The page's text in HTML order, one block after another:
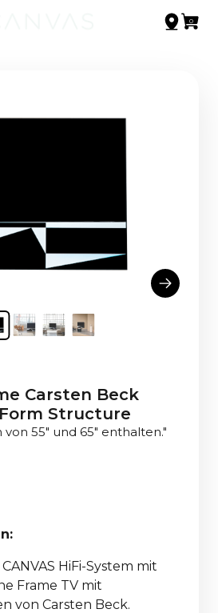
Carsten Beck
Structure
von 55" und 65" enthalten."
HiFi-System mit
Frame TV mit
von Carsten Beck.